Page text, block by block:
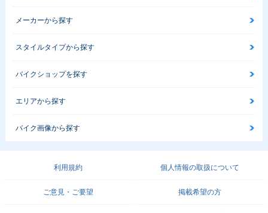
メーカーから探す
スタイルタイプから探す
バイクショップを探す
エリアから探す
バイク画像から探す
利用規約 個人情報の取扱について
ご意見・ご要望 掲載希望の方